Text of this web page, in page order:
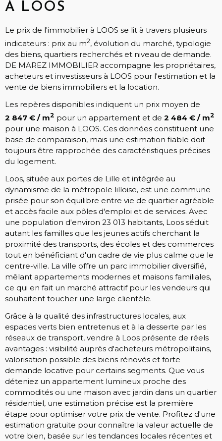
À LOOS
Le prix de l'immobilier à LOOS se lit à travers plusieurs
indicateurs : prix au m2, évolution du marché, typologie
des biens, quartiers recherchés et niveau de demande.
DE MAREZ IMMOBILIER accompagne les propriétaires,
acheteurs et investisseurs à LOOS pour l'estimation et la
vente de biens immobiliers et la location.
Les repères disponibles indiquent un prix moyen de
2 847 € / m2 pour un appartement et de 2 484 € / m2
pour une maison à LOOS. Ces données constituent une
base de comparaison, mais une estimation fiable doit
toujours être rapprochée des caractéristiques précises
du logement.
Loos, située aux portes de Lille et intégrée au
dynamisme de la métropole lilloise, est une commune
prisée pour son équilibre entre vie de quartier agréable
et accès facile aux pôles d'emploi et de services. Avec
une population d'environ 23 013 habitants, Loos séduit
autant les familles que les jeunes actifs cherchant la
proximité des transports, des écoles et des commerces
tout en bénéficiant d'un cadre de vie plus calme que le
centre-ville. La ville offre un parc immobilier diversifié,
mêlant appartements modernes et maisons familiales,
ce qui en fait un marché attractif pour les vendeurs qui
souhaitent toucher une large clientèle.
Grâce à la qualité des infrastructures locales, aux
espaces verts bien entretenus et à la desserte par les
réseaux de transport, vendre à Loos présente de réels
avantages : visibilité auprès d'acheteurs métropolitains,
valorisation possible des biens rénovés et forte
demande locative pour certains segments. Que vous
déteniez un appartement lumineux proche des
commodités ou une maison avec jardin dans un quartier
résidentiel, une estimation précise est la première
étape pour optimiser votre prix de vente. Profitez d'une
estimation gratuite pour connaître la valeur actuelle de
votre bien, basée sur les tendances locales récentes et